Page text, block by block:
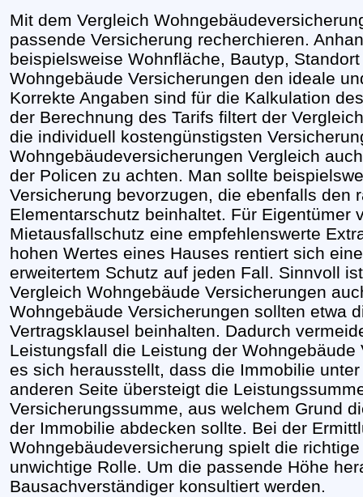
Mit dem Vergleich
passende Versicherung recherchieren.
beispielsweise Wohnfläche, Bautyp,
Wohngebäude Versicherungen den ideale
Korrekte Angaben sind für die Kalkulation
der Berechnung des Tarifs filtert der
die individuell kostengünstigsten
Wohngebäudeversicherungen Vergleich
der Policen zu achten. Man sollte
Versicherung bevorzugen, die ebenfalls den
Elementarschutz beinhaltet. Für Eigentümer
Mietausfallschutz eine empfehlenswerte
hohen Wertes eines Hauses rentiert sich
erweitertem Schutz auf jeden Fall. Sinnvoll
Vergleich Wohngebäude Versicherungen
Wohngebäude Versicherungen sollten etwa
Vertragsklausel beinhalten. Dadurch
Leistungsfall die Leistung der
es sich herausstellt, dass die Immobilie
anderen Seite übersteigt die
Versicherungssumme, aus welchem Grund
der Immobilie abdecken sollte. Bei der
Wohngebäudeversicherung spielt die
unwichtige Rolle. Um die passende Höhe
Bausachverständiger konsultiert werden.